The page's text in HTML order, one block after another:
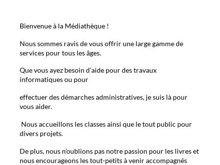
Bienvenue à la Médiathèque !
Nous sommes ravis de vous offrir une large gamme de
services pour tous les âges.
Que vous ayez besoin d’aide pour des travaux
informatiques ou pour
effectuer des démarches administratives, je suis là pour
vous aider.
Nous accueillons les classes ainsi que le tout public pour
divers projets.
De plus, nous n'oublions pas notre passion pour les livres et
nous encourageons les tout-petits à venir accompagnés